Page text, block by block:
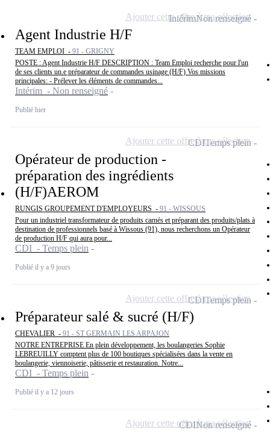
Agent Industrie H/F
TEAM EMPLOI - 91 - GRIGNY
POSTE : Agent Industrie H/F DESCRIPTION : Team Emploi recherche pour l'un
de ses clients un.e préparateur de commandes usinage (H/F) Vos missions
principales: - Prélever les éléments de commandes...
Intérim - Non renseigné
Publié hier
IntérimNon renseigné
Ajouter cette offre à ma sélection
Opérateur de production -
préparation des ingrédients
(H/F)AEROM
RUNGIS GROUPEMENT D'EMPLOYEURS - 91 - WISSOUS
Pour un industriel transformateur de produits carnés et préparant des produits/plats à
destination de professionnels basé à Wissous (91), nous recherchons un Opérateur
de production H/F qui aura pour...
CDI - Temps plein
Publié il y a 9 jours
CDITemps plein
Ajouter cette offre à ma sélection
Préparateur salé & sucré (H/F)
CHEVALIER - 91 - ST GERMAIN LES ARPAJON
NOTRE ENTREPRISE En plein développement, les boulangeries Sophie
LEBREUILLY comptent plus de 100 boutiques spécialisées dans la vente en
boulangerie, viennoiserie, pâtisserie et restauration. Notre...
CDI - Temps plein
Publié il y a 12 jours
CDITemps plein
Ajouter cette offre à ma sélection
CDINon renseigné
Ajouter cette offre à ma sélection